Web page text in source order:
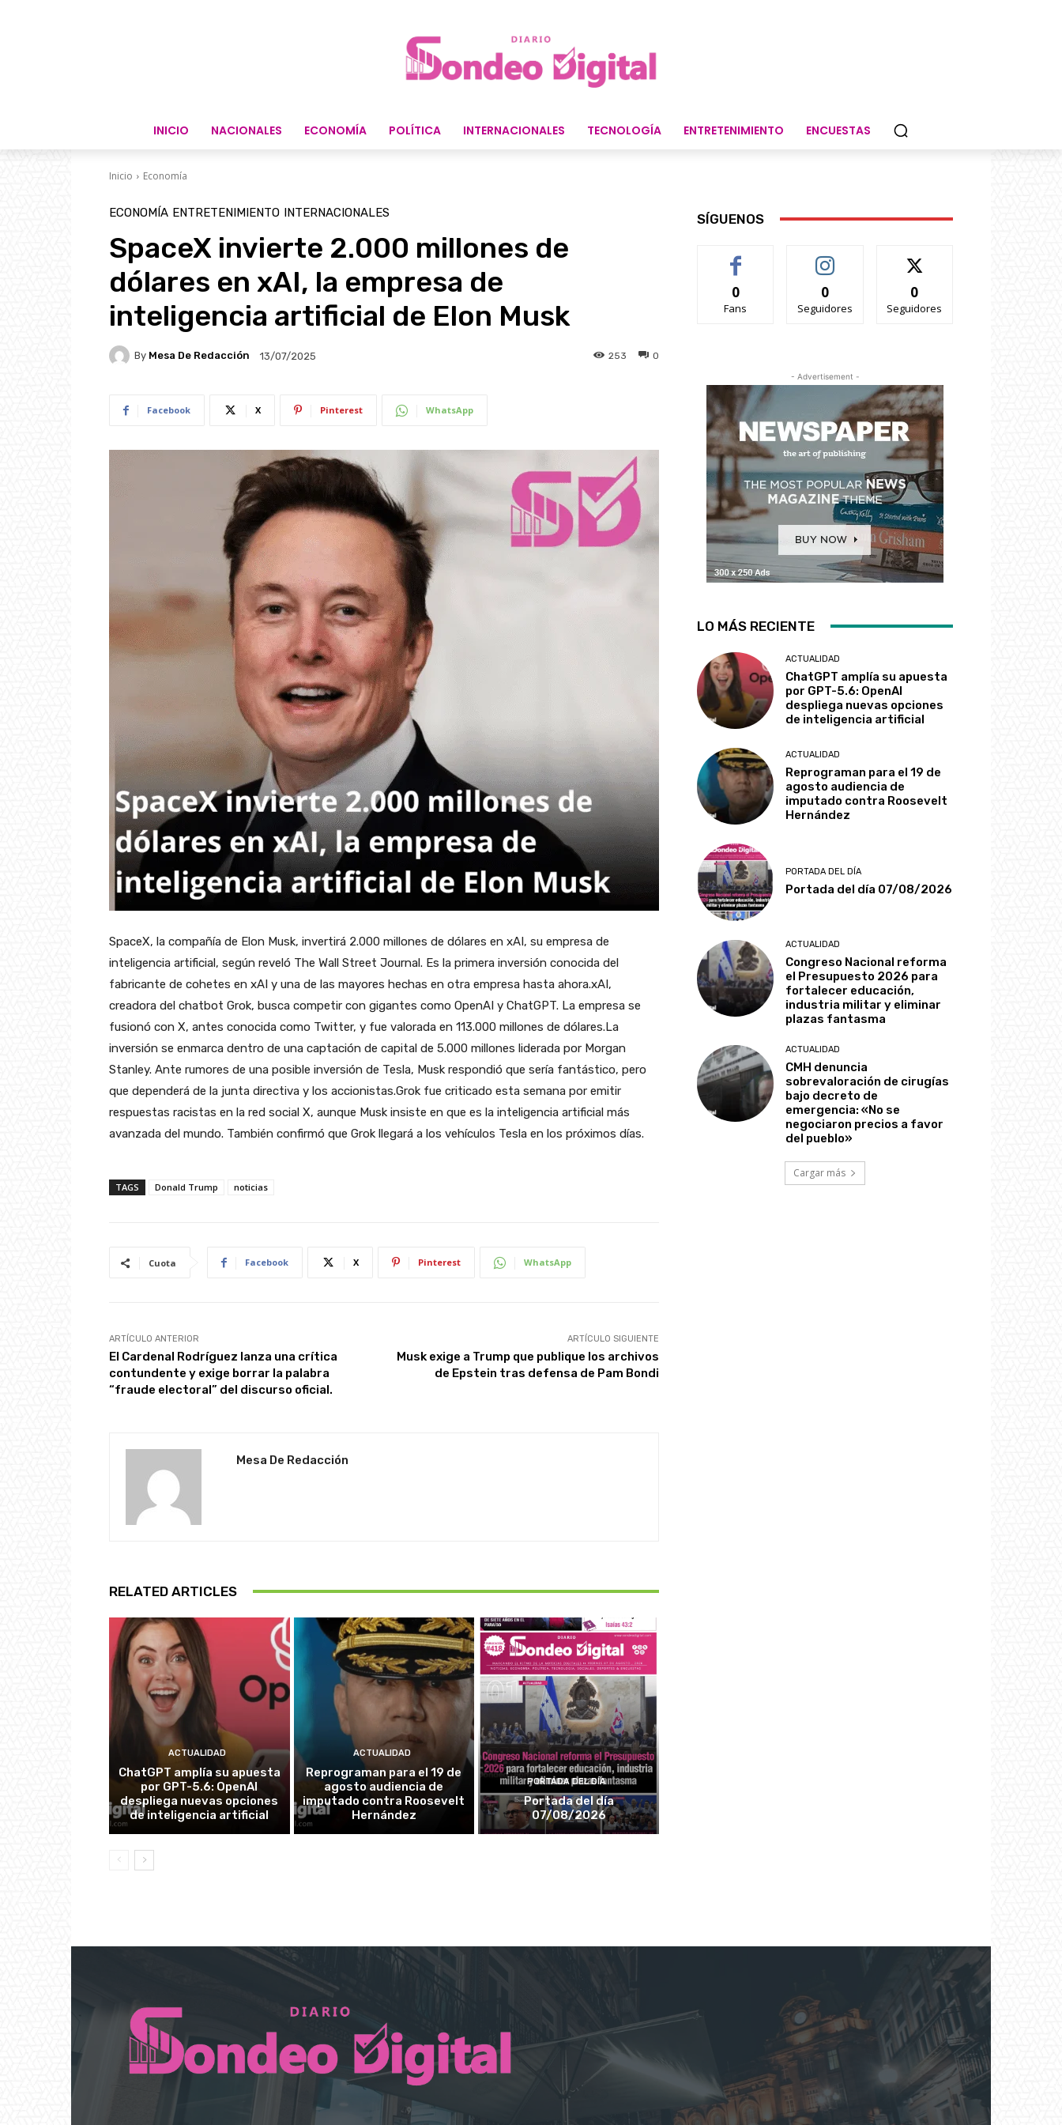
INICIO NACIONALES ECONOMÍA POLÍTICA INTERNACIONALES TECNOLOGÍA ENTRETENIMIENTO ENCUESTAS
Inicio Economía
ECONOMÍA ENTRETENIMIENTO INTERNACIONALES
SpaceX invierte 2.000 millones de
dólares en xAI, la empresa de
inteligencia artificial de Elon Musk
By Mesa De Redacción 13/07/2025 0
253
Facebook X Pinterest WhatsApp
SpaceX, la compañía de Elon Musk, invertirá 2.000 millones de dólares en xAI, su empresa de
inteligencia artificial, según reveló The Wall Street Journal. Es la primera inversión conocida del
fabricante de cohetes en xAI y una de las mayores hechas en otra empresa hasta ahora.xAI,
creadora del chatbot Grok, busca competir con gigantes como OpenAI y ChatGPT. La empresa se
fusionó con X, antes conocida como Twitter, y fue valorada en 113.000 millones de dólares.La
inversión se enmarca dentro de una captación de capital de 5.000 millones liderada por Morgan
Stanley. Ante rumores de una posible inversión de Tesla, Musk respondió que sería fantástico, pero
que dependerá de la junta directiva y los accionistas.Grok fue criticado esta semana por emitir
respuestas racistas en la red social X, aunque Musk insiste en que es la inteligencia artificial más
avanzada del mundo. También confirmó que Grok llegará a los vehículos Tesla en los próximos días.
TAGS Donald Trump noticias
Cuota Facebook X Pinterest WhatsApp
ARTÍCULO ANTERIOR
El Cardenal Rodríguez lanza una crítica
contundente y exige borrar la palabra
“fraude electoral” del discurso oficial.
ARTÍCULO SIGUIENTE
Musk exige a Trump que publique los archivos
de Epstein tras defensa de Pam Bondi
Mesa De Redacción
RELATED ARTICLES
ACTUALIDAD
ChatGPT amplía su apuesta
por GPT-5.6: OpenAI
despliega nuevas opciones
de inteligencia artificial
ACTUALIDAD
Reprograman para el 19 de
agosto audiencia de
imputado contra Roosevelt
Hernández
PORTADA DEL DÍA
Portada del día
07/08/2026
SÍGUENOS
0
Fans
0
Seguidores
0
Seguidores
- Advertisement -
LO MÁS RECIENTE
ACTUALIDAD
ChatGPT amplía su apuesta
por GPT-5.6: OpenAI
despliega nuevas opciones
de inteligencia artificial
ACTUALIDAD
Reprograman para el 19 de
agosto audiencia de
imputado contra Roosevelt
Hernández
PORTADA DEL DÍA
Portada del día 07/08/2026
ACTUALIDAD
Congreso Nacional reforma
el Presupuesto 2026 para
fortalecer educación,
industria militar y eliminar
plazas fantasma
ACTUALIDAD
CMH denuncia
sobrevaloración de cirugías
bajo decreto de
emergencia: «No se
negociaron precios a favor
del pueblo»
Cargar más